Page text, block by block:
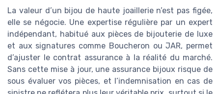
La valeur d’un bijou de haute joaillerie n’est pas figée,
elle se négocie. Une expertise régulière par un expert
indépendant, habitué aux pièces de bijouterie de luxe
et aux signatures comme Boucheron ou JAR, permet
d’ajuster le contrat assurance à la réalité du marché.
Sans cette mise à jour, une assurance bijoux risque de
sous évaluer vos pièces, et l’indemnisation en cas de